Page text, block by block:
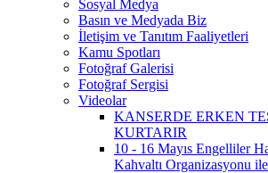
Sosyal Medya
Basın ve Medyada Biz
İletişim ve Tanıtım Faaliyetleri
Kamu Spotları
Fotoğraf Galerisi
Fotoğraf Sergisi
Videolar
KANSERDE ERKEN
KURTARIR
10 - 16 Mayıs Engelliler
Kahvaltı Organizasyonu